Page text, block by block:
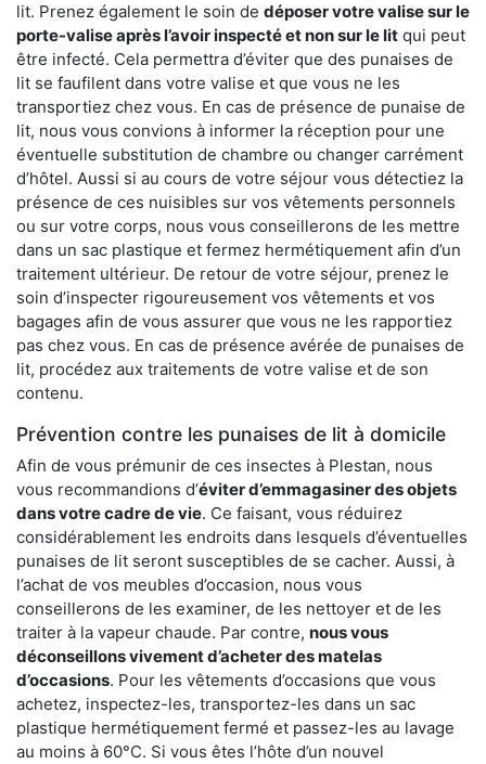
lit. Prenez également le soin de déposer votre valise sur le
porte-valise après l’avoir inspecté et non sur le lit qui peut
être infecté. Cela permettra d’éviter que des punaises de
lit se faufilent dans votre valise et que vous ne les
transportiez chez vous. En cas de présence de punaise de
lit, nous vous convions à informer la réception pour une
éventuelle substitution de chambre ou changer carrément
d’hôtel. Aussi si au cours de votre séjour vous détectiez la
présence de ces nuisibles sur vos vêtements personnels
ou sur votre corps, nous vous conseillerons de les mettre
dans un sac plastique et fermez hermétiquement afin d’un
traitement ultérieur. De retour de votre séjour, prenez le
soin d’inspecter rigoureusement vos vêtements et vos
bagages afin de vous assurer que vous ne les rapportiez
pas chez vous. En cas de présence avérée de punaises de
lit, procédez aux traitements de votre valise et de son
contenu.
Prévention contre les punaises de lit à domicile
Afin de vous prémunir de ces insectes à Plestan, nous
vous recommandions d’éviter d’emmagasiner des objets
dans votre cadre de vie. Ce faisant, vous réduirez
considérablement les endroits dans lesquels d’éventuelles
punaises de lit seront susceptibles de se cacher. Aussi, à
l’achat de vos meubles d’occasion, nous vous
conseillerons de les examiner, de les nettoyer et de les
traiter à la vapeur chaude. Par contre, nous vous
déconseillons vivement d’acheter des matelas
d’occasions. Pour les vêtements d’occasions que vous
achetez, inspectez-les, transportez-les dans un sac
plastique hermétiquement fermé et passez-les au lavage
au moins à 60°C. Si vous êtes l’hôte d’un nouvel